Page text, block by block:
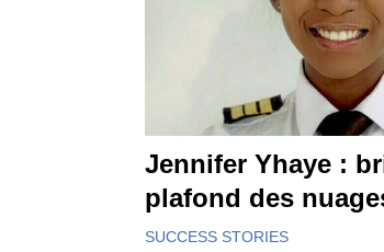
Jennifer Yhaye :
plafond des
SUCCESS STORIES